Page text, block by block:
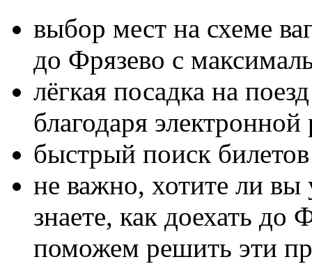
выбор мест на схеме
до Фрязево с
лёгкая посадка на
благодаря
быстрый поиск
не важно, хотите ли вы
знаете, как доехать до
поможем решить эти